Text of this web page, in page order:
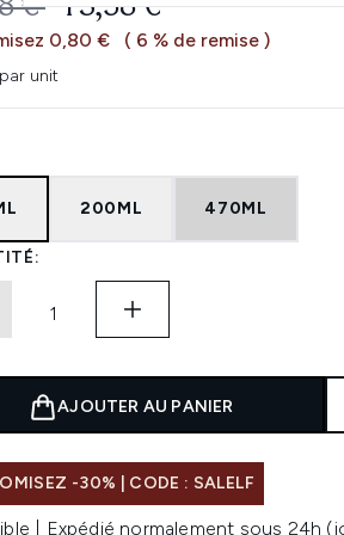
€ 13,58 €
0,80 € ( 6 % de remise )
unit
200ML 470ML
AJOUTER AU PANIER
-30% | CODE : SALELF
| Expédié normalement sous 24h